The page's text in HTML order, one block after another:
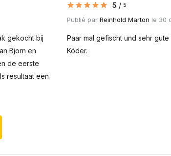
gekocht bij
Bjorn en
de eerste
resultaat een
5 / 5
Publié par Reinhold Marton le 30
Paar mal gefischt und sehr
Köder.